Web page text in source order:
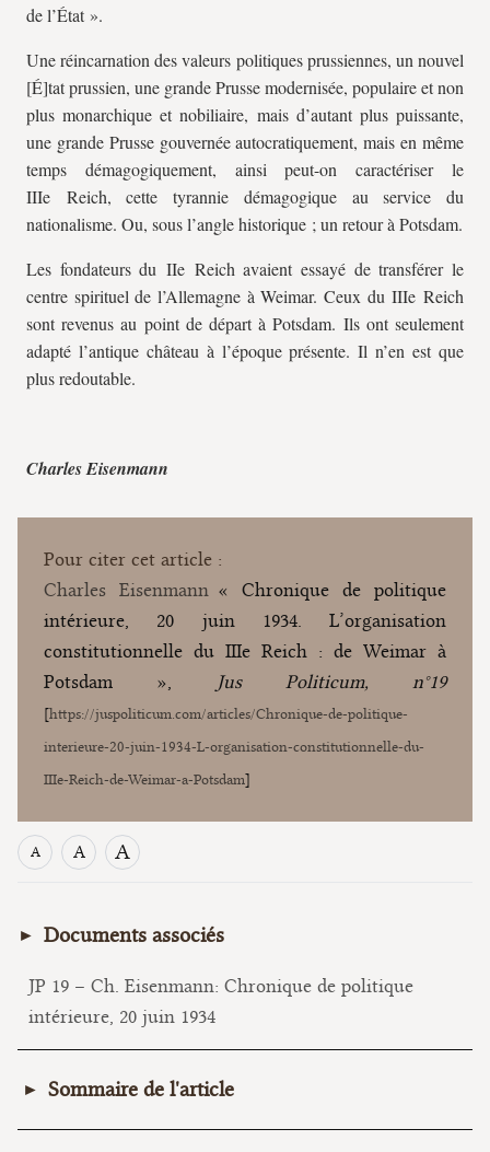
A A A
Documents associés
JP 19 – Ch. Eisenmann: Chronique de politique
intérieure, 20 juin 1934
Sommaire de l'article
de l’État ».
Une réincarnation des valeurs politiques prussiennes, un nouvel
[É]tat prussien, une grande Prusse modernisée, populaire et non
plus monarchique et nobiliaire, mais d’autant plus puissante,
une grande Prusse gouvernée autocratiquement, mais en même
temps démagogiquement, ainsi peut-on caractériser le
IIIe Reich, cette tyrannie démagogique au service du
nationalisme. Ou, sous l’angle historique ; un retour à Potsdam.
Les fondateurs du IIe Reich avaient essayé de transférer le
centre spirituel de l’Allemagne à Weimar. Ceux du IIIe Reich
sont revenus au point de départ à Potsdam. Ils ont seulement
adapté l’antique château à l’époque présente. Il n’en est que
plus redoutable.
Charles Eisenmann
Pour citer cet article :
Charles Eisenmann « Chronique de politique
intérieure, 20 juin 1934. L’organisation
constitutionnelle du IIIe Reich : de Weimar à
Potsdam »,
Jus Politicum, n°19
[https://juspoliticum.com/articles/Chronique-de-politique-
interieure-20-juin-1934-L-organisation-constitutionnelle-du-
IIIe-Reich-de-Weimar-a-Potsdam]